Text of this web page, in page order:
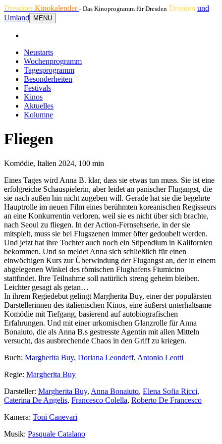
DresdnerKinokalender - Das Kinoprogramm für Dresden Dresden und
Umland
MENU
Neustarts
Wochenprogramm
Tagesprogramm
Besonderheiten
Festivals
Kinos
Aktuelles
Kolumne
Fliegen
Komödie, Italien 2024, 100 min
Eines Tages wird Anna B. klar, dass sie etwas tun muss. Sie ist eine
erfolgreiche Schauspielerin, aber leidet an panischer Flugangst, die
sie nach außen hin nicht zugeben will. Gerade hat sie die begehrte
Hauptrolle im neuen Film eines berühmten koreanischen Regisseurs
an eine Konkurrentin verloren, weil sie es nicht über sich brachte,
nach Seoul zu fliegen. In der Action-Fernsehserie, in der sie
mitspielt, muss sie bei Flugszenen immer öfter gedoubelt werden.
Und jetzt hat ihre Tochter auch noch ein Stipendium in Kalifornien
bekommen. Und so meldet Anna sich schließlich für einen
einwöchigen Kurs zur Überwindung der Flugangst an, der in einem
abgelegenen Winkel des römischen Flughafens Fiumicino
stattfindet. Ihre Teilnahme soll natürlich streng geheim bleiben.
Leichter gesagt als getan…
In ihrem Regiedebut gelingt Margherita Buy, einer der populärsten
Darstellerinnen des italienischen Kinos, eine äußerst unterhaltsame
Komödie mit Tiefgang, basierend auf autobiografischen
Erfahrungen. Und mit einer urkomischen Glanzrolle für Anna
Bonaiuto, die als Anna B.s gestresste Agentin mit allen Mitteln
versucht, das ausbrechende Chaos in den Griff zu kriegen.
Buch: Margherita Buy, Doriana Leondeff, Antonio Leotti
Regie: Margherita Buy
Darsteller: Margherita Buy, Anna Bonaiuto, Elena Sofia Ricci,
Caterina De Angelis, Francesco Colella, Roberto De Francesco
Kamera: Toni Canevari
Musik: Pasquale Catalano